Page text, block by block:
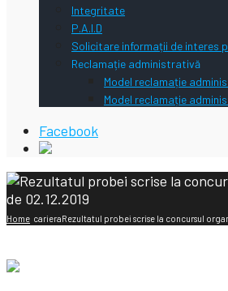
Integritate
P.A.I.D
Solicitare informații de interes
Reclamație administrativă
Model reclamație
Model reclamație
Facebook
Home carieraRezultatul probei scrise la concursul